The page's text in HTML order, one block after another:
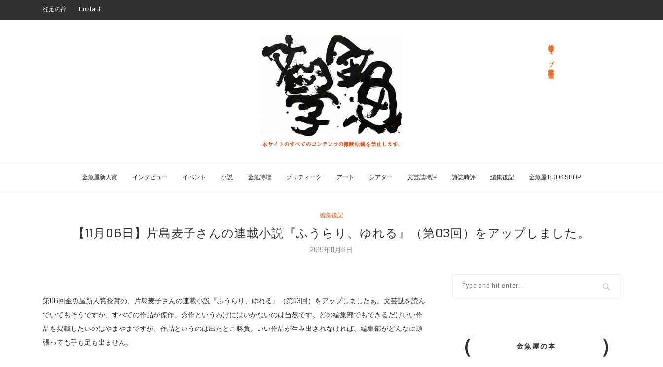
発足の辞 Contact
総合文学ウェブ情報誌 文学金魚
金魚屋新人賞 インタビュー イベント 小説 金魚詩壇 クリティーク アート シアター 文芸誌時評 詩誌時評 編集後記 金魚屋 BOOK SHOP
編集後記
【11月06日】片島麦子さんの連載小説『ふうらり、ゆれる』（第03回）をアップしました。
2019年11月6日
第06回金魚屋新人賞授賞の、片島麦子さんの連載小説『ふうらり、ゆれる』（第03回）をアップしましたぁ。文芸誌を読ん
でいてもそうですが、すべての作品が傑作、秀作というわけにはいかないのは当然です。どの編集部でもできるだけいい作
品を掲載したいのはやまやまですが、作品というのは出たとこ勝負。いい作品が生み出されなければ、編集部がどんなに頑
張っても手も足も出ません。
金魚屋の本